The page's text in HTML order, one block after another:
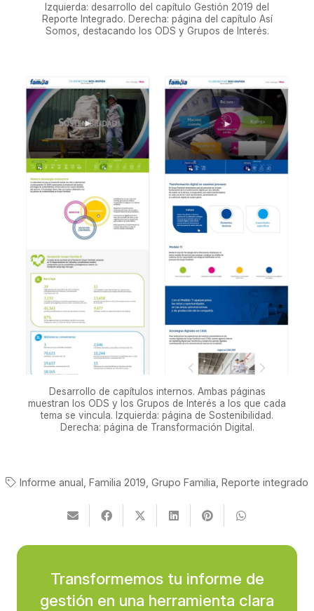
Izquierda: desarrollo del capítulo Gestión 2019 del
Reporte Integrado. Derecha: página del capítulo Así
Somos, destacando los ODS y Grupos de Interés.
Desarrollo de capítulos internos. Ambas páginas
muestran los ODS y los Grupos de Interés a los que cada
tema se vincula. Izquierda: página de Sostenibilidad.
Derecha: página de Transformación Digital.
Informe anual Familia 2019 Grupo Familia Reporte integrado
Transformemos tu informe de
gestión en una herramienta clara